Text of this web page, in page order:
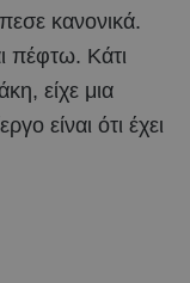
κανονικά.
πέφτω. Κάτι
είχε μια
είναι ότι έχει